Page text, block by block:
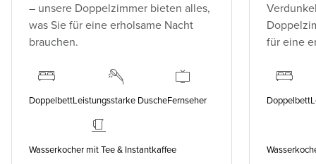
– unsere Doppelzimmer bieten alles,
was Sie für eine erholsame Nacht
brauchen.
DoppelbettLeistungsstarke DuscheFernseher
Wasserkocher mit Tee & Instantkaffee
für eine
Doppelbett